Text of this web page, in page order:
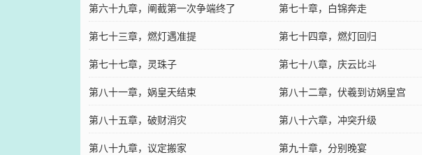
第六十九章，阐截第一次争端终了
第七十章，白锦奔走
第七十三章，燃灯遇准提
第七十四章，燃灯回归
第七十七章，灵珠子
第七十八章，庆云比斗
第八十一章，娲皇天结束
第八十二章，伏羲到访娲皇宫
第八十五章，破财消灾
第八十六章，冲突升级
第八十九章，议定搬家
第九十章，分别晚宴